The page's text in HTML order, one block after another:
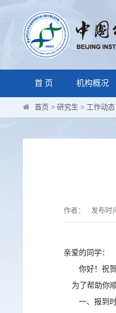
首 页 机构概况
首页 > 研究生 > 工作动态
作者： 发布时
亲爱的同学：
你好！祝贺
为了帮助你
一、报到时